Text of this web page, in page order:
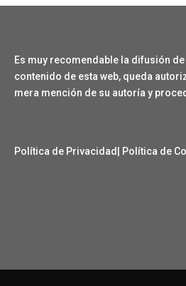
Es muy recomendable la difusión
contenido de esta web, queda
mera mención de su autoría y
Política de Privacidad Política de